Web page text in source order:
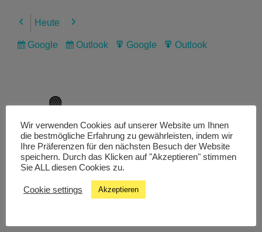
Previous
Heute Next
Subscribe
Google
Subscribe
Outlook
Export
Google
Export
Outlook
Livestream
Studiochat
Wir verwenden Cookies auf unserer Website um Ihnen
die bestmögliche Erfahrung zu gewährleisten, indem wir
Ihre Präferenzen für den nächsten Besuch der Website
speichern. Durch das Klicken auf "Akzeptieren" stimmen
Sie ALL diesen Cookies zu.
Cookie settings Akzeptieren